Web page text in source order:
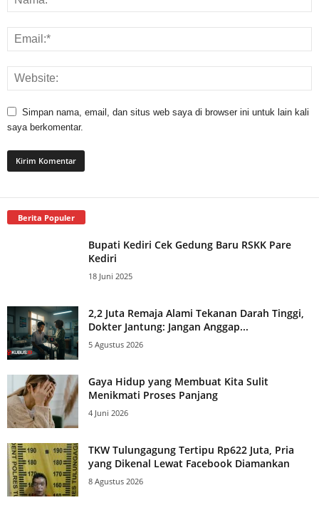
Simpan nama, email, dan situs web saya di browser ini untuk lain kali
saya berkomentar.
Berita Populer
Bupati Kediri Cek Gedung Baru RSKK Pare
Kediri
18 Juni 2025
2,2 Juta Remaja Alami Tekanan Darah Tinggi,
Dokter Jantung: Jangan Anggap...
5 Agustus 2026
Gaya Hidup yang Membuat Kita Sulit
Menikmati Proses Panjang
4 Juni 2026
TKW Tulungagung Tertipu Rp622 Juta, Pria
yang Dikenal Lewat Facebook Diamankan
8 Agustus 2026